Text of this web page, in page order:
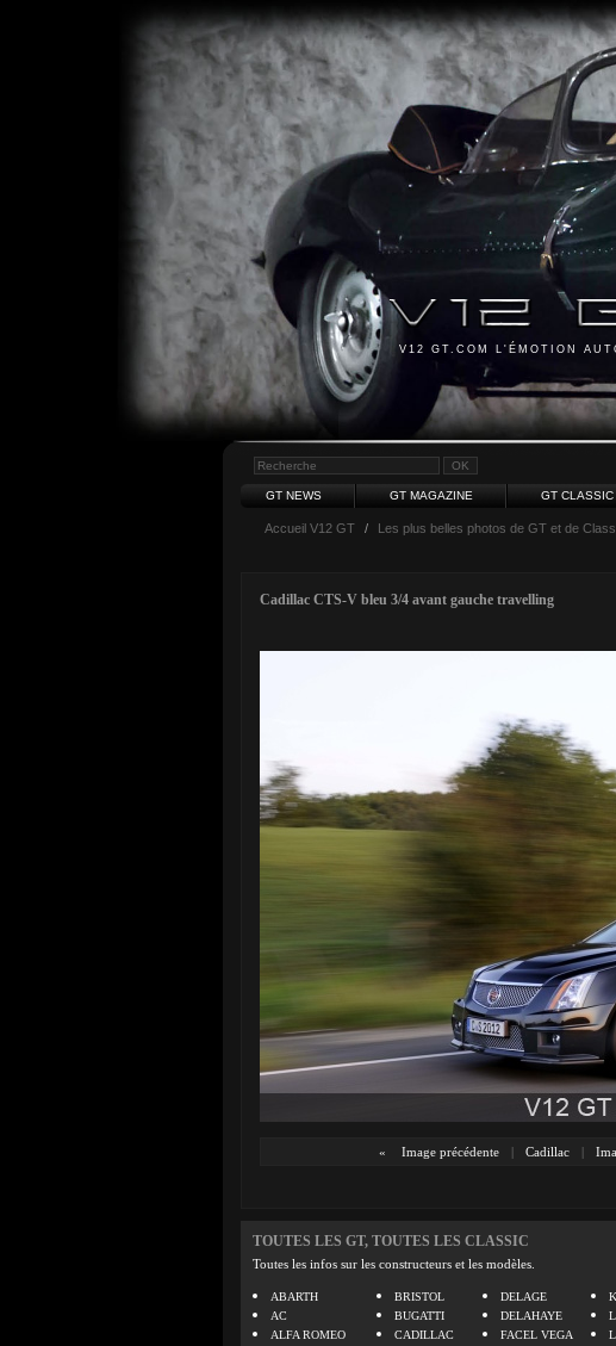
V12 GT.COM L'ÉMOTION
GT NEWS GT MAGAZINE GT CLASSIC
Accueil V12 GT / Les plus belles photos de GT et de
Cadillac CTS-V bleu 3/4 avant gauche travelling
« Image précédente | Cadillac |
TOUTES LES GT, TOUTES LES CLASSIC
Toutes les infos sur les constructeurs et les modèles.
ABARTH
AC
ALFA ROMEO
BRISTOL
BUGATTI
CADILLAC
DELAGE
DELAHAYE
FACEL VEGA